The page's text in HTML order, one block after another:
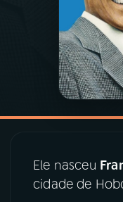
PODCASTS
VIDEOCASTS
ÚLTIMAS
Ele nasceu
cidade de